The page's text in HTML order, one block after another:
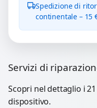
Spedizione di
continentale – 15
Servizi di
Scopri nel dettaglio i
dispositivo.